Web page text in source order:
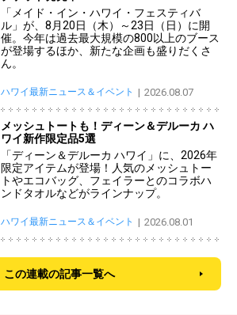
「メイド・イン・ハワイ・フェスティバ
ル」が、8月20日（木）～23日（日）に開
催。今年は過去最大規模の800以上のブース
が登場するほか、新たな企画も盛りだくさ
ん。
ハワイ最新ニュース＆イベント 2026.08.07
メッシュトートも！ディーン＆デルーカ ハ
ワイ新作限定品5選
「ディーン＆デルーカ ハワイ」に、2026年
限定アイテムが登場！人気のメッシュトー
トやエコバッグ、フェイラーとのコラボハ
ンドタオルなどがラインナップ。
ハワイ最新ニュース＆イベント 2026.08.01
この連載の記事一覧へ